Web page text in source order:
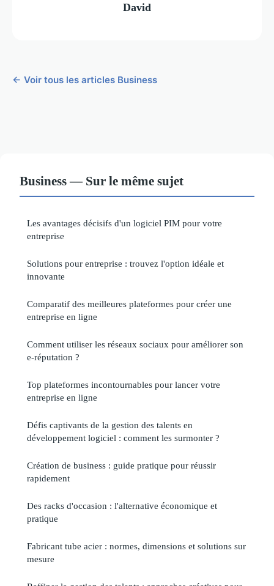
David
← Voir tous les articles Business
Business — Sur le même sujet
Les avantages décisifs d'un logiciel PIM pour votre
entreprise
Solutions pour entreprise : trouvez l'option idéale et
innovante
Comparatif des meilleures plateformes pour créer une
entreprise en ligne
Comment utiliser les réseaux sociaux pour améliorer son
e-réputation ?
Top plateformes incontournables pour lancer votre
entreprise en ligne
Défis captivants de la gestion des talents en
développement logiciel : comment les surmonter ?
Création de business : guide pratique pour réussir
rapidement
Des racks d'occasion : l'alternative économique et
pratique
Fabricant tube acier : normes, dimensions et solutions sur
mesure